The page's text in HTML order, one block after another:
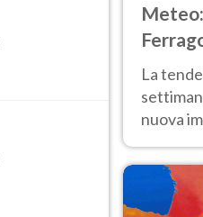
La
nuova
anche